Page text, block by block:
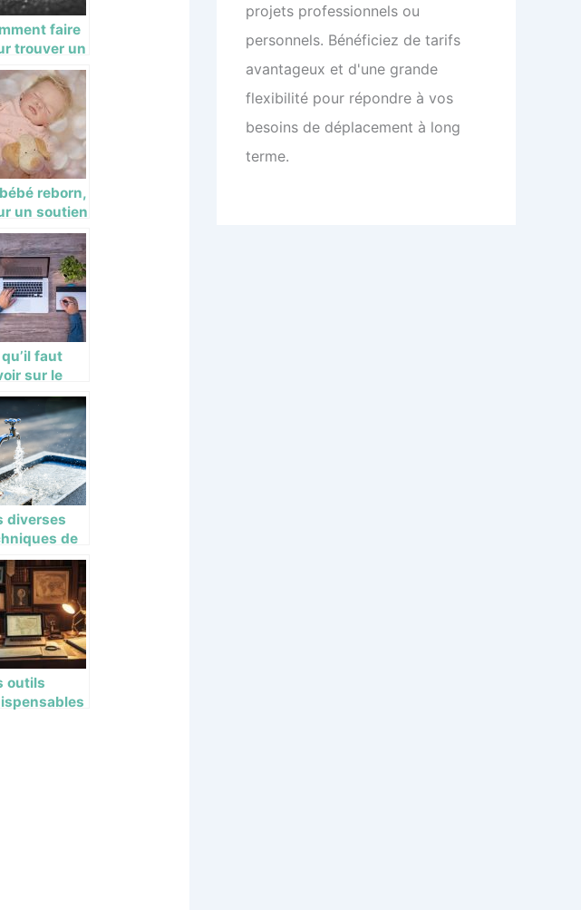
faire
trouver un
?
reborn,
un soutien
faut
sur le
diverses
de
de
d’eau
outils
projets professionnels ou
personnels. Bénéficiez de tarifs
avantageux et d'une grande
flexibilité pour répondre à vos
besoins de déplacement à long
terme.